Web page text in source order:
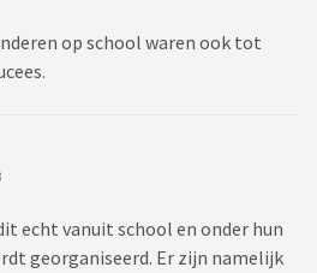
op school waren ook tot
echt vanuit school en onder hun
georganiseerd. Er zijn namelijk